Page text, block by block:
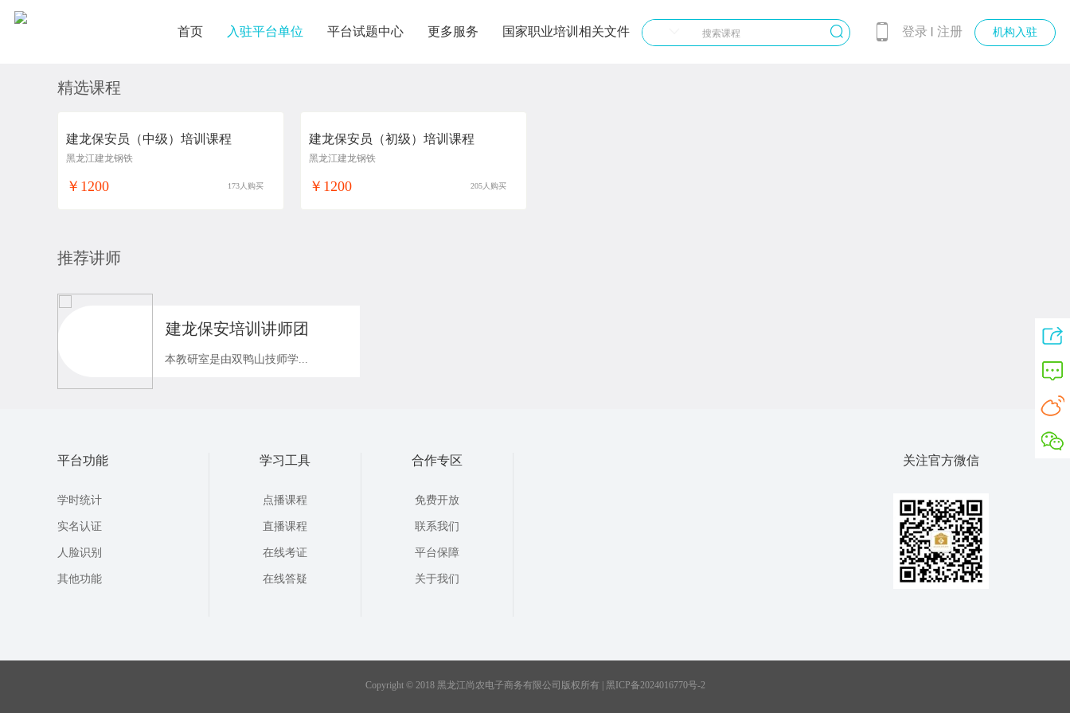
首页 入驻平台单位 平台试题中心 更多服务 国家职业培训相关文件 登录 注册 机构入驻
精选课程
建龙保安员（中级）培训课程
黑龙江建龙钢铁
￥1200 173人购买
建龙保安员（初级）培训课程
黑龙江建龙钢铁
￥1200 205人购买
推荐讲师
建龙保安培训讲师团
本教研室是由双鸭山技师学...
平台功能
学时统计
实名认证
人脸识别
其他功能
学习工具
点播课程
直播课程
在线考证
在线答疑
合作专区
免费开放
联系我们
平台保障
关于我们
关注官方微信
Copyright © 2018 黑龙江尚农电子商务有限公司版权所有 | 黑ICP备2024016770号-2